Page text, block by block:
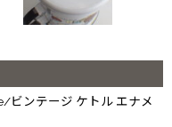
ビンテージ ケトル エナメ